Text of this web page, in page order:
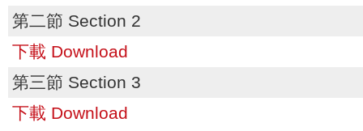
第二節 Section 2
下載 Download
第三節 Section 3
下載 Download